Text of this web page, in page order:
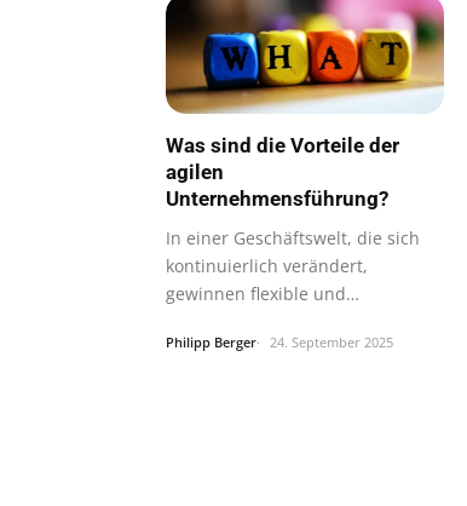
Was sind die Vorteile der
agilen
Unternehmensführung?
In einer Geschäftswelt, die sich
kontinuierlich verändert,
gewinnen flexible und
Philipp Berger 24. September 2025